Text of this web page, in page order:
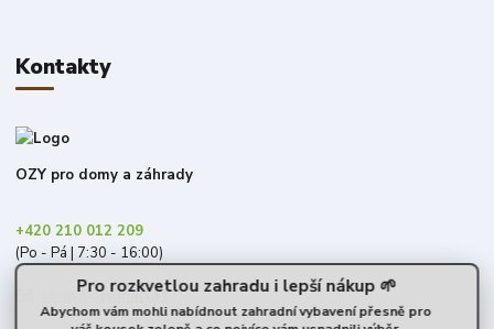
Kontakty
OZY pro domy a záhrady
+420 210 012 209
(Po - Pá | 7:30 - 16:00)
shop@ozy.market
Pro rozkvetlou zahradu i lepší nákup 🌱
Abychom vám mohli nabídnout zahradní vybavení přesně pro